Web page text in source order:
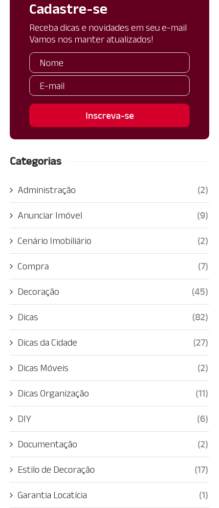
Cadastre-se
Receba dicas e novidades em seu e-mail
Vamos nos manter atualizados!
Categorias
Administração (2)
Anunciar Imóvel (9)
Cenário Imobiliário (2)
Compra (7)
Decoração (45)
Dicas (82)
Dicas da Cidade (27)
Dicas Móveis (2)
Dicas Organização (11)
DIY (6)
Documentação (2)
Estilo de Decoração (17)
Garantia Locatícia (1)